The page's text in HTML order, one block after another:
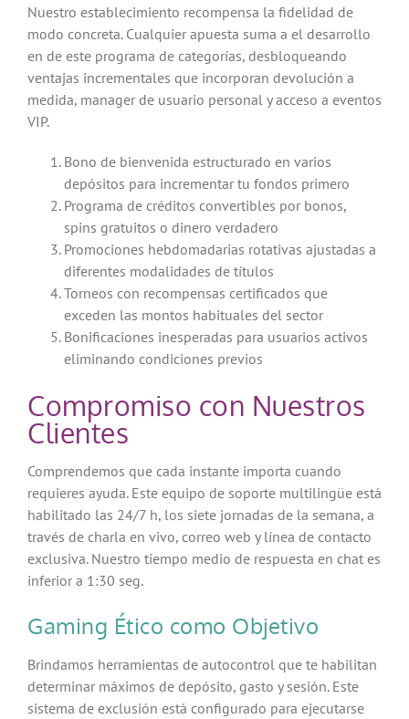
Nuestro establecimiento recompensa la fidelidad de
modo concreta. Cualquier apuesta suma a el desarrollo
en de este programa de categorías, desbloqueando
ventajas incrementales que incorporan devolución a
medida, manager de usuario personal y acceso a eventos
VIP.
Bono de bienvenida estructurado en varios
depósitos para incrementar tu fondos primero
Programa de créditos convertibles por bonos,
spins gratuitos o dinero verdadero
Promociones hebdomadarias rotativas ajustadas a
diferentes modalidades de títulos
Torneos con recompensas certificados que
exceden las montos habituales del sector
Bonificaciones inesperadas para usuarios activos
eliminando condiciones previos
Compromiso con Nuestros
Clientes
Comprendemos que cada instante importa cuando
requieres ayuda. Este equipo de soporte multilingüe está
habilitado las 24/7 h, los siete jornadas de la semana, a
través de charla en vivo, correo web y línea de contacto
exclusiva. Nuestro tiempo medio de respuesta en chat es
inferior a 1:30 seg.
Gaming Ético como Objetivo
Brindamos herramientas de autocontrol que te habilitan
determinar máximos de depósito, gasto y sesión. Este
sistema de exclusión está configurado para ejecutarse